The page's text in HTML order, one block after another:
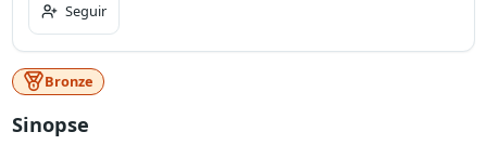
Seguir
Bronze
Sinopse